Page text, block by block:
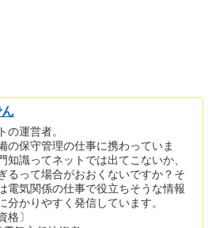
の運営者。
の保守管理の仕事に携わっていま
知識ってネットでは出てこないか、
るって場合がおおくないですか？そ
電気関係の仕事で役立ちそうな情報
分かりやすく発信しています。
格〕